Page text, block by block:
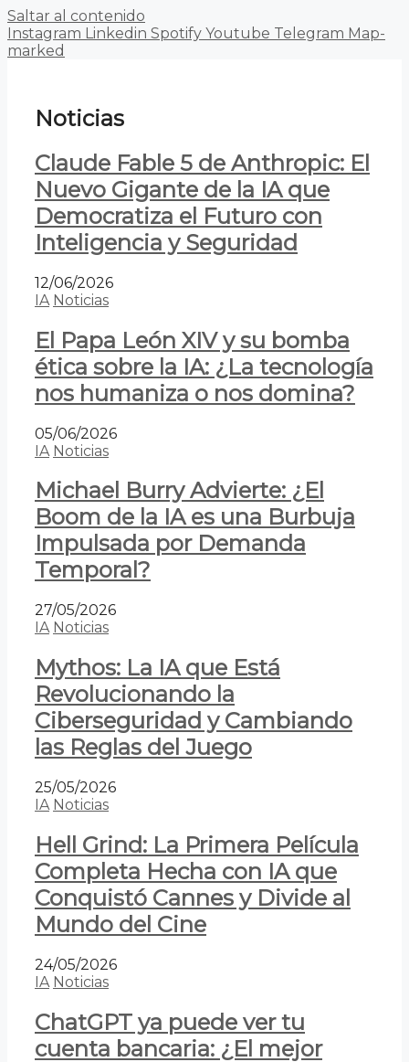
Saltar al contenido
Instagram Linkedin Spotify Youtube Telegram Map-
marked
Noticias
Claude Fable 5 de Anthropic: El
Nuevo Gigante de la IA que
Democratiza el Futuro con
Inteligencia y Seguridad
12/06/2026
IA Noticias
El Papa León XIV y su bomba
ética sobre la IA: ¿La tecnología
nos humaniza o nos domina?
05/06/2026
IA Noticias
Michael Burry Advierte: ¿El
Boom de la IA es una Burbuja
Impulsada por Demanda
Temporal?
27/05/2026
IA Noticias
Mythos: La IA que Está
Revolucionando la
Ciberseguridad y Cambiando
las Reglas del Juego
25/05/2026
IA Noticias
Hell Grind: La Primera Película
Completa Hecha con IA que
Conquistó Cannes y Divide al
Mundo del Cine
24/05/2026
IA Noticias
ChatGPT ya puede ver tu
cuenta bancaria: ¿El mejor